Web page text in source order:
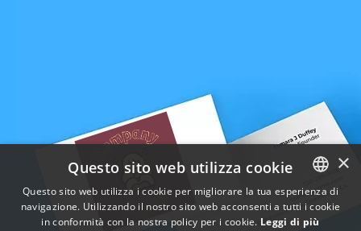
ENGLISH
×
Questo sito web utilizza cookie
Questo sito web utilizza i cookie per migliorare la tua esperienza di
navigazione. Utilizzando il nostro sito web acconsenti a tutti i cookie
in conformità con la nostra policy per i cookie. Leggi di più